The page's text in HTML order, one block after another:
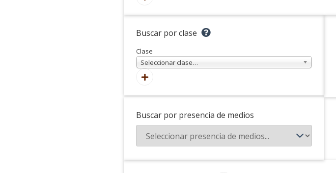
Buscar por clase
Clase
Seleccionar clase…
Buscar por presencia de medios